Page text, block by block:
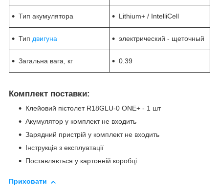
Тип акумулятора Lithium+ / IntelliCell
Тип двигуна электрический - щеточный
Загальна вага, кг 0.39
Комплект поставки:
Клейовий пістолет R18GLU-0 ONE+ - 1 шт
Акумулятор у комплект не входить
Зарядний пристрій у комплект не входить
Інструкція з експлуатації
Поставляється у картонній коробці
Приховати